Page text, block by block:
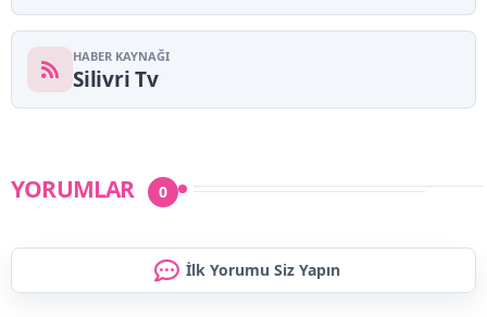
HABER KAYNAĞI
Silivri Tv
YORUMLAR 0
İlk Yorumu Siz Yapın